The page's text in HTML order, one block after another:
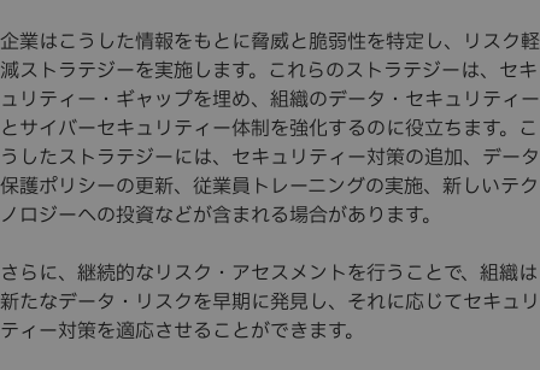
企業はこうした情報をもとに脅威と脆弱性を特定し、リスク軽
減ストラテジーを実施します。これらのストラテジーは、セキ
ュリティー・ギャップを埋め、組織のデータ・セキュリティー
とサイバーセキュリティー体制を強化するのに役立ちます。こ
うしたストラテジーには、セキュリティー対策の追加、データ
保護ポリシーの更新、従業員トレーニングの実施、新しいテク
ノロジーへの投資などが含まれる場合があります。
さらに、継続的なリスク・アセスメントを行うことで、組織は
新たなデータ・リスクを早期に発見し、それに応じてセキュリ
ティー対策を適応させることができます。